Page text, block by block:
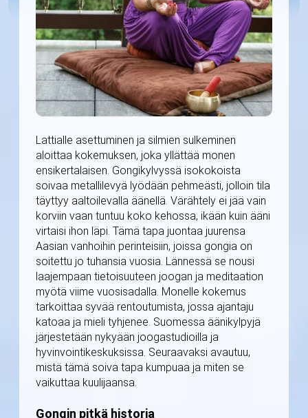
Lattialle asettuminen ja silmien sulkeminen
aloittaa kokemuksen, joka yllättää monen
ensikertalaisen. Gongikylvyssä isokokoista
soivaa metallilevyä lyödään pehmeästi, jolloin tila
täyttyy aaltoilevalla äänellä. Värähtely ei jää vain
korviin vaan tuntuu koko kehossa, ikään kuin ääni
virtaisi ihon läpi. Tämä tapa juontaa juurensa
Aasian vanhoihin perinteisiin, joissa gongia on
soitettu jo tuhansia vuosia. Lännessä se nousi
laajempaan tietoisuuteen joogan ja meditaation
myötä viime vuosisadalla. Monelle kokemus
tarkoittaa syvää rentoutumista, jossa ajantaju
katoaa ja mieli tyhjenee. Suomessa äänikylpyjä
järjestetään nykyään joogastudioilla ja
hyvinvointikeskuksissa. Seuraavaksi avautuu,
mistä tämä soiva tapa kumpuaa ja miten se
vaikuttaa kuulijaansa.
Gongin pitkä historia